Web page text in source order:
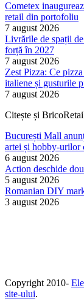
Cometex
retail din portofoliu
7 august 2026
Livrările de spații
forță în 2027
7 august 2026
Zest Pizza: Ce
italiene și gusturile
7 august 2026
Citește și
București Mall
artei și hobby-urilor
6 august 2026
Action deschide
5 august 2026
Romanian DIY
3 august 2026
Copyright 2010-
site-ului.